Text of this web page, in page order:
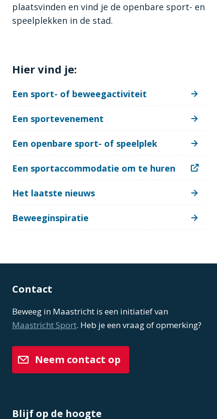
plaatsvinden en vind je de openbare sport- en
speelplekken in de stad.
Hier vind je:
Een sport- of beweegactiviteit
Een sportevenement
Een openbare sport- of speelplek
Een sportaccommodatie om te huren
Het laatste nieuws
Beweeginspiratie
Contact
Beweeg in Maastricht is een initiatief van
Maastricht Sport. Heb je een vraag of opmerking?
Neem contact op
Blijf op de hoogte